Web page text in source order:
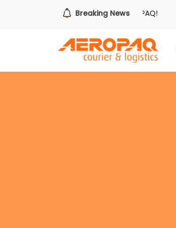
Breaking News
¡Es hora de redimir tus libras de Cash PAQ!